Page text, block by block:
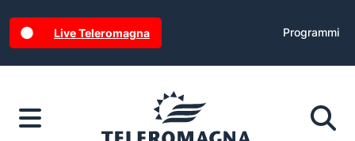
Live Teleromagna Programmi